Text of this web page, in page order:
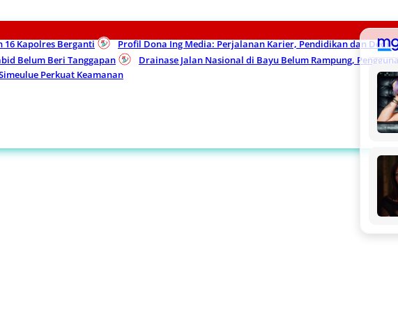
16 Kapolres Berganti
Profil Dona Ing Media: Perjalanan Karier, Pendidikan dan
Belum Beri Tanggapan
Drainase Jalan Nasional di Bayu Belum Rampung,
Perkuat Keamanan